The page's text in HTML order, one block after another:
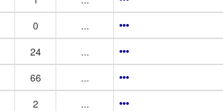
0
...
24
...
66
...
2
...